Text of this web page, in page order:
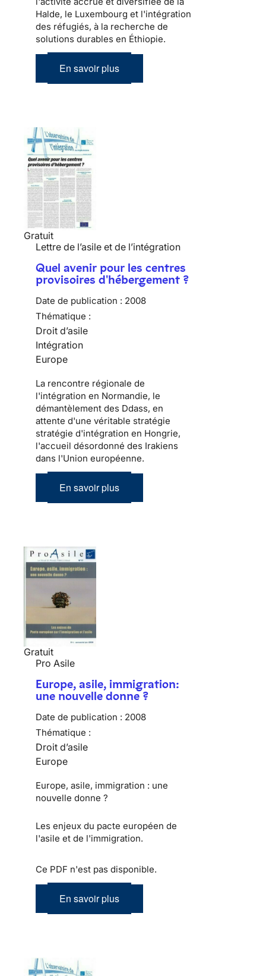
Halde, le Luxembourg et l'intégration
des réfugiés, à la recherche de
solutions durables en Éthiopie.
En savoir plus
Gratuit
Lettre de l’asile et de l’intégration
Quel avenir pour les centres
provisoires d'hébergement ?
Date de publication : 2008
Thématique :
Droit d’asile
Intégration
Europe
La rencontre régionale de
l'intégration en Normandie, le
démantèlement des Ddass, en
attente d'une véritable stratégie
stratégie d'intégration en Hongrie,
l'accueil désordonné des Irakiens
dans l'Union européenne.
En savoir plus
Gratuit
Pro Asile
Europe, asile, immigration:
une nouvelle donne ?
Date de publication : 2008
Thématique :
Droit d’asile
Europe
Europe, asile, immigration : une
nouvelle donne ?
Les enjeux du pacte européen de
l'asile et de l'immigration.
Ce PDF n'est pas disponible.
En savoir plus